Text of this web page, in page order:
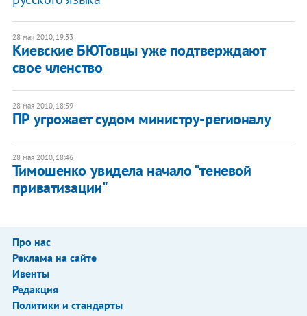
28 мая 2010, 19:33
Киевские БЮТовцы уже подтверждают
свое членство
28 мая 2010, 18:59
ПР угрожает судом министру-регионалу
28 мая 2010, 18:46
Тимошенко увидела начало "теневой
приватизации"
Про нас
Реклама на сайте
Ивенты
Редакция
Политики и стандарты